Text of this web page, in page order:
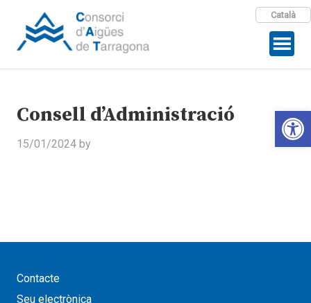
Català
Consell d’Administració
15/01/2024 by
Contacte
Seu electrònica